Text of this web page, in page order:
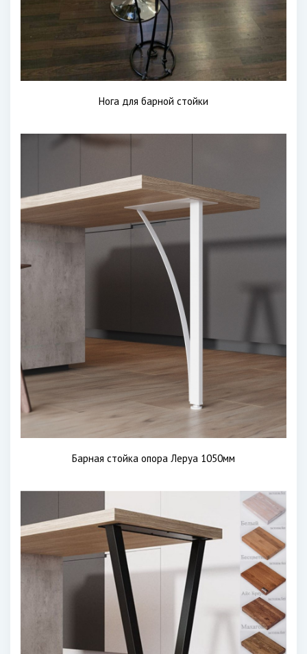
Нога для барной стойки
Барная стойка опора Леруа 1050мм